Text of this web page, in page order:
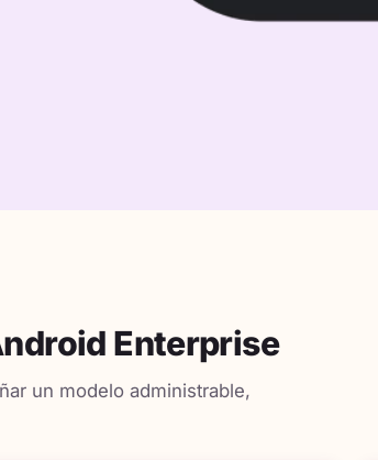
Enterprise
un modelo administrable,